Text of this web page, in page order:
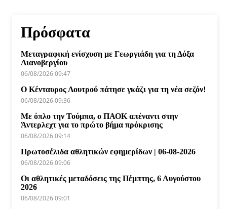
Πρόσφατα
Μεταγραφική ενίσχυση με Γεωργιάδη για τη Δόξα
Λιανοβεργίου
06/08/2026 09:47
Ο Κένταυρος Λουτρού πάτησε γκάζι για τη νέα σεζόν!
06/08/2026 09:36
Με όπλο την Τούμπα, ο ΠΑΟΚ απέναντι στην
Άντερλεχτ για το πρώτο βήμα πρόκρισης
06/08/2026 09:14
Πρωτοσέλιδα αθλητικών εφημερίδων | 06-08-2026
06/08/2026 09:06
Οι αθλητικές μεταδόσεις της Πέμπτης, 6 Αυγούστου
2026
06/08/2026 09:01